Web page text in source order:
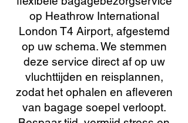
op Heathrow International
London T4 Airport, afgestemd
op uw schema. We stemmen
deze service direct af op uw
vluchttijden en reisplannen,
zodat het ophalen en afleveren
van bagage soepel verloopt.